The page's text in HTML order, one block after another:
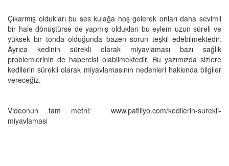
Çıkarmış oldukları bu ses kulağa hoş gelerek onları daha sevimli
bir hale dönüştürse de yapmış oldukları bu eylem uzun süreli ve
yüksek bir tonda olduğunda bazen sorun teşkil edebilmektedir.
Ayrıca kedinin sürekli olarak miyavlaması bazı sağlık
problemlerinin de habercisi olabilmektedir. Bu yazımızda sizlere
kedilerin sürekli olarak miyavlamasının nedenleri hakkında bilgiler
vereceğiz.
Videonun tam metni: www.patiliyo.com/kedilerin-surekli-
miyavlamasi